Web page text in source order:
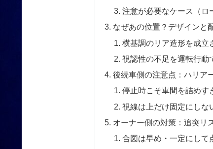
注意が必要なケース（ロ
なぜあの位置？デザインと
横基調のリア造形を成立
視認性の不足を運転行動
後続車側の注意点：ハリア
停止時こそ車間を詰めす
視線は上だけ固定にしな
オーナー側の対策：追突リ
合図は早め・一定にして